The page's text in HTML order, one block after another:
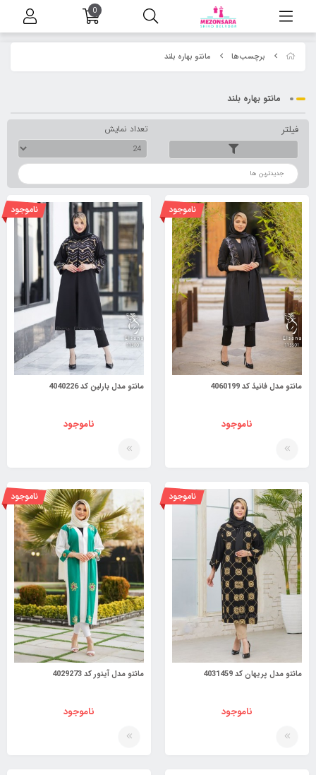
برچسب‌ها مانتو بهاره بلند
مانتو بهاره بلند
فیلتر تعداد نمایش
ترتیب
مانتو مدل فانیذ کد 4060199
ناموجود
ناموجود
مانتو مدل بارلین کد 4040226
ناموجود
ناموجود
مانتو مدل پریهان کد 4031459
ناموجود
ناموجود
مانتو مدل آینور کد 4029273
ناموجود
ناموجود
0